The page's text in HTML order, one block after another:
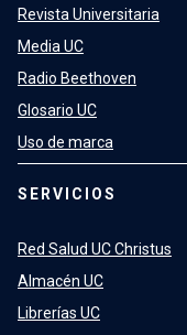
Revista Universitaria
Media UC
Radio Beethoven
Glosario UC
Uso de marca
SERVICIOS
Red Salud UC Christus
Almacén UC
Librerías UC